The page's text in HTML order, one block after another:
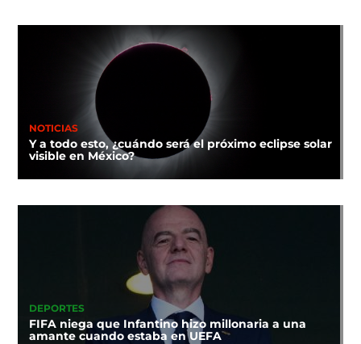
NOTICIAS
Y a todo esto, ¿cuándo será el próximo eclipse solar
visible en México?
DEPORTES
FIFA niega que Infantino hizo millonaria a una
amante cuando estaba en UEFA